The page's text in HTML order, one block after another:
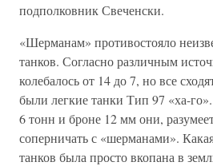
подполковник Свеченски.
«Шерманам» противостояло
танков. Согласно различным
колебалось от 14 до 7, но все
были легкие танки Тип 97 «ха-
6 тонн и броне 12 мм они,
соперничать с «шерманами».
танков была просто вкопана в